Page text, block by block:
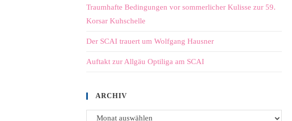
Traumhafte Bedingungen vor sommerlicher Kulisse zur 59.
Korsar Kuhschelle
Der SCAI trauert um Wolfgang Hausner
Auftakt zur Allgäu Optiliga am SCAI
ARCHIV